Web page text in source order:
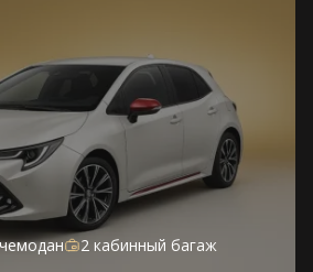
2 кабинный багаж